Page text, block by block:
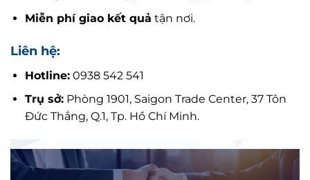
Miễn phí giao kết quả tận nơi.
Liên hệ:
Hotline:0938 542 541
Trụ sở:Phòng 1901, Saigon Trade Center, 37 Tôn
Đức Thắng, Q.1, Tp. Hồ Chí Minh.